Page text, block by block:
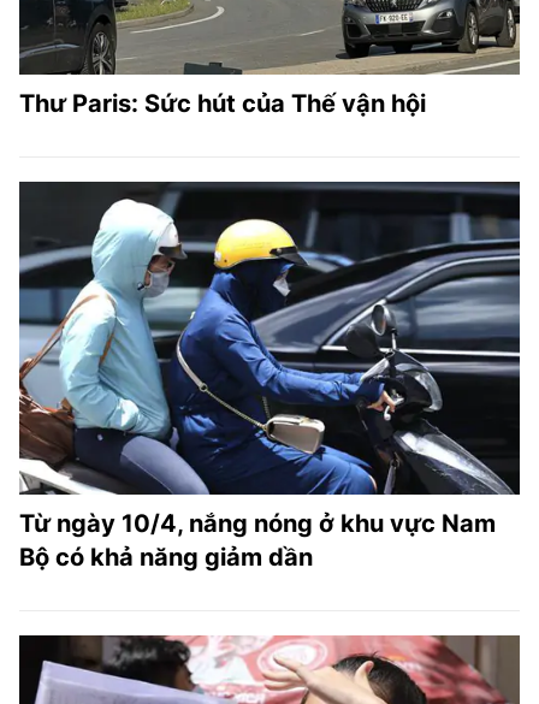
Thư Paris: Sức hút của Thế vận hội
Từ ngày 10/4, nắng nóng ở khu vực Nam
Bộ có khả năng giảm dần